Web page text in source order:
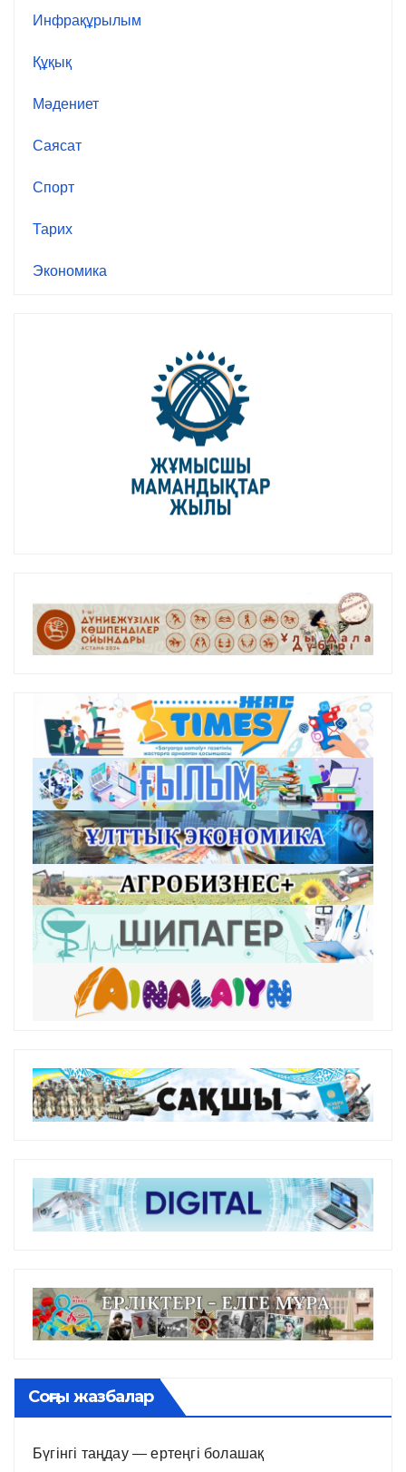
Инфрақұрылым
Құқық
Мәдениет
Саясат
Спорт
Тарих
Экономика
Соңғы жазбалар
Бүгінгі таңдау — ертеңгі болашақ